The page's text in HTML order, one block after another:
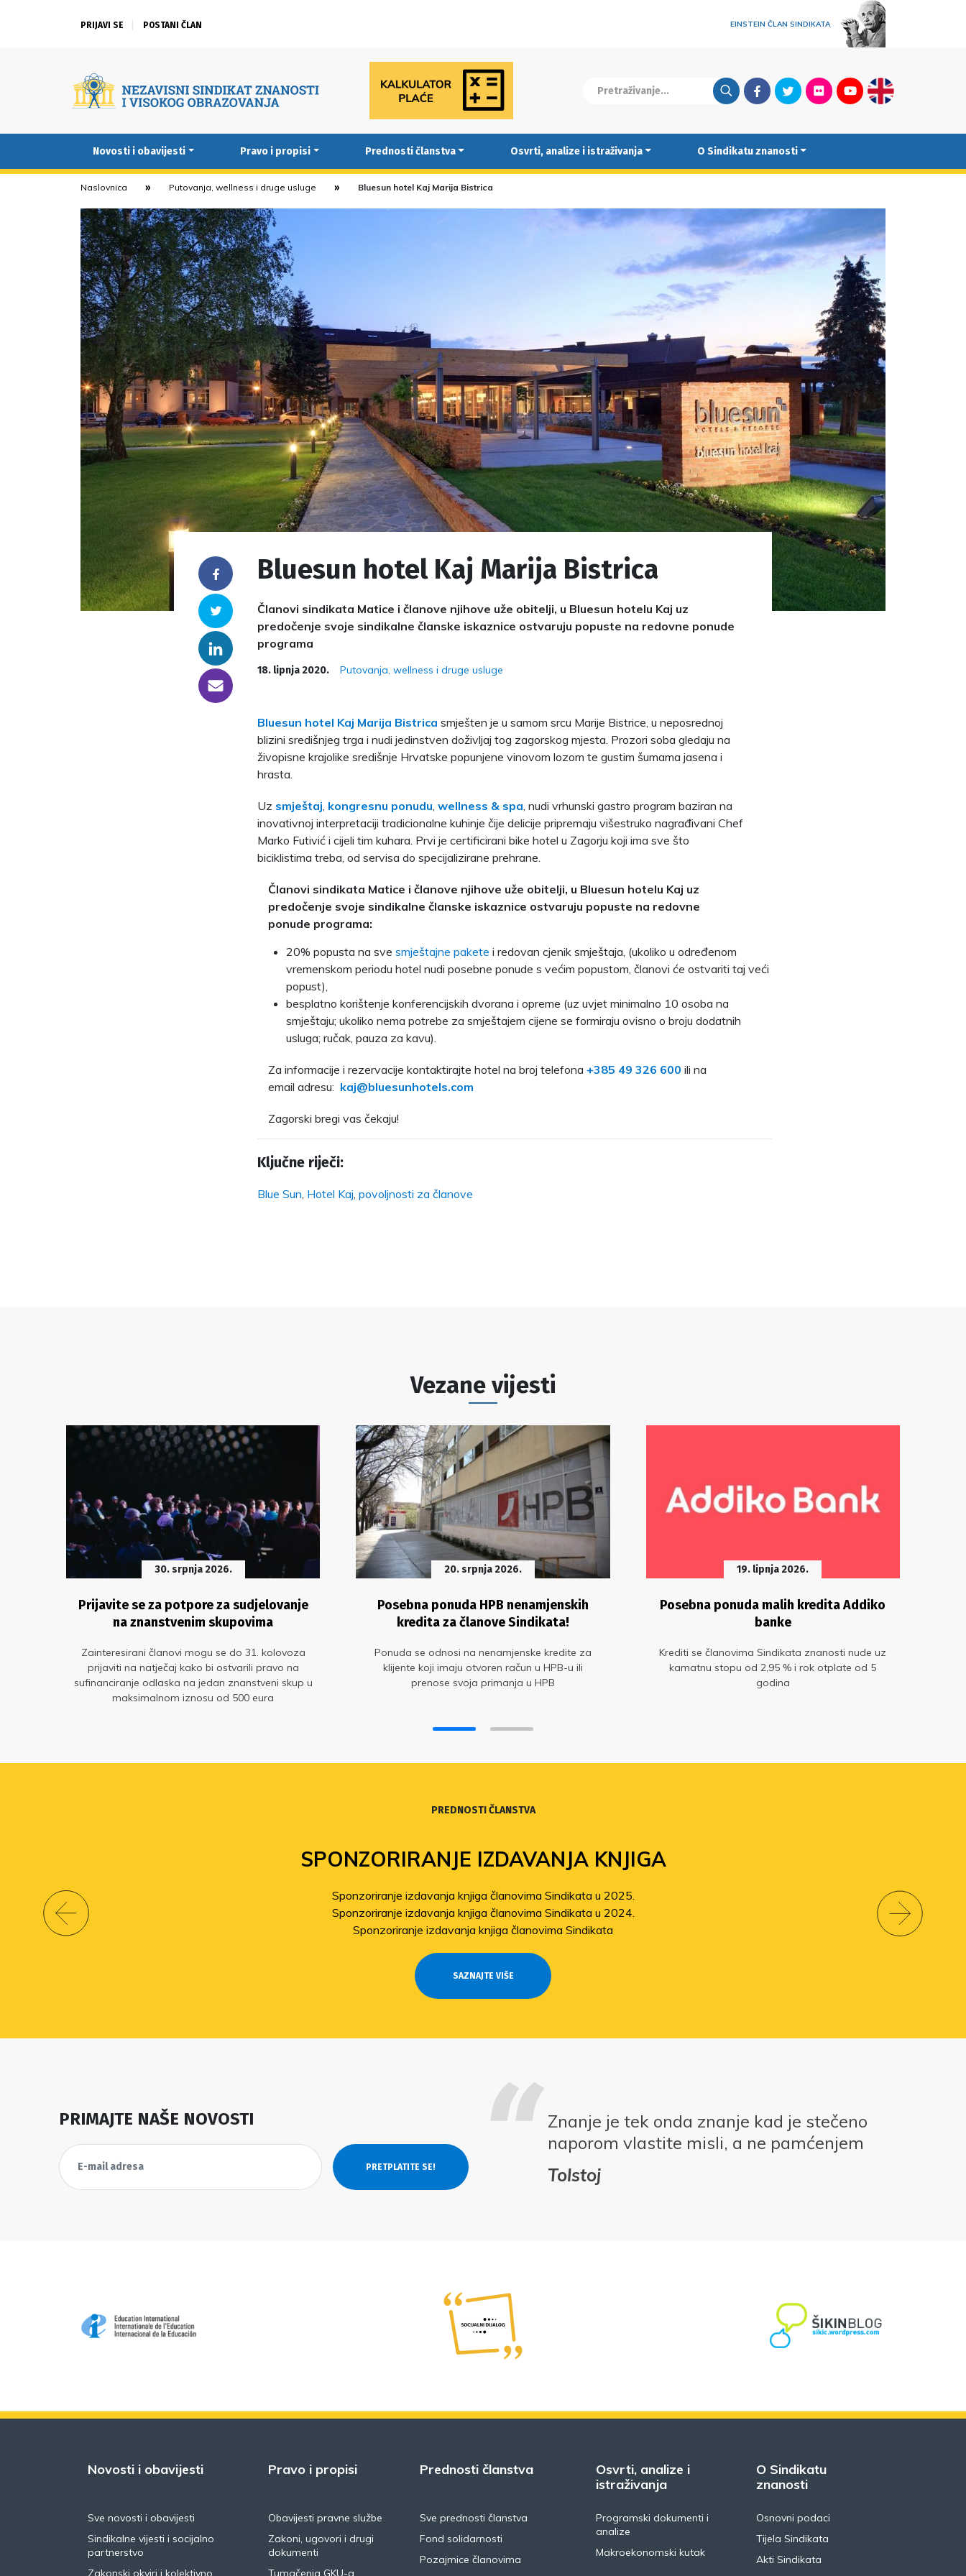
PRIJAVI SE POSTANI ČLAN EINSTEIN ČLAN SINDIKATA
FacebookTwitterFlickrYoutubeEnglish
Novosti i obavijesti Pravo i propisi Prednosti članstva Osvrti, analize i istraživanja O Sindikatu znanosti
Naslovnica Putovanja, wellness i druge usluge Bluesun hotel Kaj Marija Bistrica
Facebook
Twitter
Linkedin
someone@yoursite.com
Bluesun hotel Kaj Marija Bistrica
Članovi sindikata Matice i članove njihove uže obitelji, u Bluesun hotelu Kaj uz
predočenje svoje sindikalne članske iskaznice ostvaruju popuste na redovne ponude
programa
18. lipnja 2020. Putovanja, wellness i druge usluge
Bluesun hotel Kaj Marija Bistrica smješten je u samom srcu Marije Bistrice, u neposrednoj
blizini središnjeg trga i nudi jedinstven doživljaj tog zagorskog mjesta. Prozori soba gledaju na
živopisne krajolike središnje Hrvatske popunjene vinovom lozom te gustim šumama jasena i
hrasta.
Uz smještaj, kongresnu ponudu, wellness & spa, nudi vrhunski gastro program baziran na
inovativnoj interpretaciji tradicionalne kuhinje čije delicije pripremaju višestruko nagrađivani Chef
Marko Futivić i cijeli tim kuhara. Prvi je certificirani bike hotel u Zagorju koji ima sve što
biciklistima treba, od servisa do specijalizirane prehrane.
Članovi sindikata Matice i članove njihove uže obitelji, u Bluesun hotelu Kaj uz
predočenje svoje sindikalne članske iskaznice ostvaruju popuste na redovne
ponude programa:
20% popusta na sve smještajne pakete i redovan cjenik smještaja, (ukoliko u određenom
vremenskom periodu hotel nudi posebne ponude s većim popustom, članovi će ostvariti taj veći
popust),
besplatno korištenje konferencijskih dvorana i opreme (uz uvjet minimalno 10 osoba na
smještaju; ukoliko nema potrebe za smještajem cijene se formiraju ovisno o broju dodatnih
usluga; ručak, pauza za kavu).
Za informacije i rezervacije kontaktirajte hotel na broj telefona +385 49 326 600 ili na
email adresu: kaj@bluesunhotels.com
Zagorski bregi vas čekaju!
Ključne riječi:
Blue Sun, Hotel Kaj, povoljnosti za članove
Vezane vijesti
30. srpnja 2026.
Prijavite se za potpore za sudjelovanje
na znanstvenim skupovima
Zainteresirani članovi mogu se do 31. kolovoza
prijaviti na natječaj kako bi ostvarili pravo na
sufinanciranje odlaska na jedan znanstveni skup u
maksimalnom iznosu od 500 eura
20. srpnja 2026.
Posebna ponuda HPB nenamjenskih
kredita za članove Sindikata!
Ponuda se odnosi na nenamjenske kredite za
klijente koji imaju otvoren račun u HPB-u ili
prenose svoja primanja u HPB
19. lipnja 2026.
Posebna ponuda malih kredita Addiko
banke
Krediti se članovima Sindikata znanosti nude uz
kamatnu stopu od 2,95 % i rok otplate od 5
godina
PREDNOSTI ČLANSTVA
SPONZORIRANJE IZDAVANJA KNJIGA
Sponzoriranje izdavanja knjiga članovima Sindikata u 2025.
Sponzoriranje izdavanja knjiga članovima Sindikata u 2024.
Sponzoriranje izdavanja knjiga članovima Sindikata
SAZNAJTE VIŠE
PRIMAJTE NAŠE NOVOSTI
Znanje je tek onda znanje kad je stečeno
naporom vlastite misli, a ne pamćenjem
Tolstoj
Novosti i obavijesti
Sve novosti i obavijesti
Sindikalne vijesti i socijalno
partnerstvo
Zakonski okviri i kolektivno
Pravo i propisi
Obavijesti pravne službe
Zakoni, ugovori i drugi
dokumenti
Tumačenja GKU-a
Prednosti članstva
Sve prednosti članstva
Fond solidarnosti
Pozajmice članovima
Osvrti, analize i
istraživanja
Programski dokumenti i
analize
Makroekonomski kutak
O Sindikatu
znanosti
Osnovni podaci
Tijela Sindikata
Akti Sindikata